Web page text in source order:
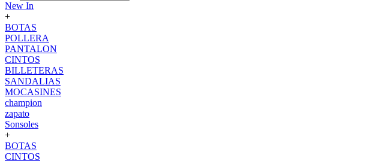
New In
+
BOTAS
POLLERA
PANTALON
CINTOS
BILLETERAS
SANDALIAS
MOCASINES
champion
zapato
Sonsoles
+
BOTAS
CINTOS